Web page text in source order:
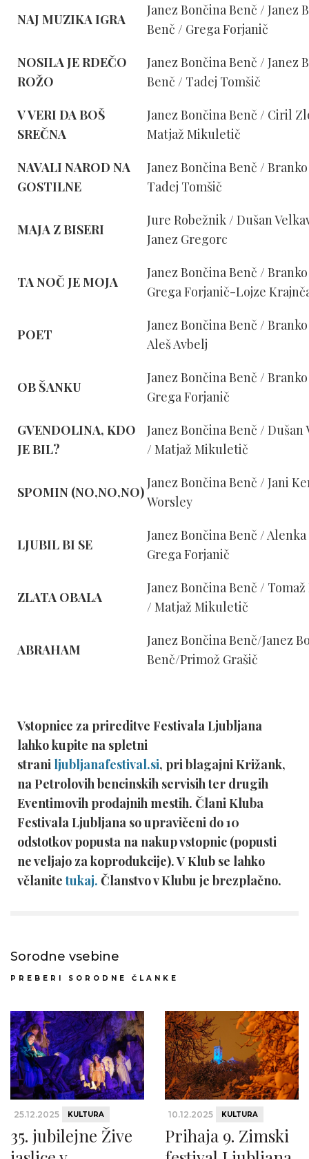
NAJ MUZIKA IGRA
Janez Bončina Benč / Janez
Benč / Grega Forjanič
NOSILA JE RDEČO
ROŽO
Janez Bončina Benč / Janez
Benč / Tadej Tomšič
V VERI DA BOŠ
SREČNA
Janez Bončina Benč / Ciril
Matjaž Mikuletič
NAVALI NAROD NA
GOSTILNE
Janez Bončina Benč /
Tadej Tomšič
MAJA Z BISERI
Jure Robežnik / Dušan
Janez Gregorc
TA NOČ JE MOJA
Janez Bončina Benč /
Grega Forjanič-Lojze
POET
Janez Bončina Benč /
Aleš Avbelj
OB ŠANKU
Janez Bončina Benč /
Grega Forjanič
GVENDOLINA, KDO
JE BIL?
Janez Bončina Benč / Dušan
/ Matjaž Mikuletič
SPOMIN (NO,NO,NO)
Janez Bončina Benč / Jani
Worsley
LJUBIL BI SE
Janez Bončina Benč /
Grega Forjanič
ZLATA OBALA
Janez Bončina Benč /
/ Matjaž Mikuletič
ABRAHAM
Janez Bončina Benč/Janez
Benč/Primož Grašič
Vstopnice za prireditve Festivala Ljubljana
lahko kupite na spletni
strani ljubljanafestival.si, pri blagajni Križank,
na Petrolovih bencinskih servisih ter drugih
Eventimovih prodajnih mestih. Člani Kluba
Festivala Ljubljana so upravičeni do 10
odstotkov popusta na nakup vstopnic (popusti
ne veljajo za koprodukcije). V Klub se lahko
včlanitetukaj. Članstvo v Klubu je brezplačno.
Sorodne vsebine
PREBERI SORODNE ČLANKE
25.12.2025 KULTURA
35. jubilejne Žive
10.12.2025 KULTURA
Prihaja 9. Zimski